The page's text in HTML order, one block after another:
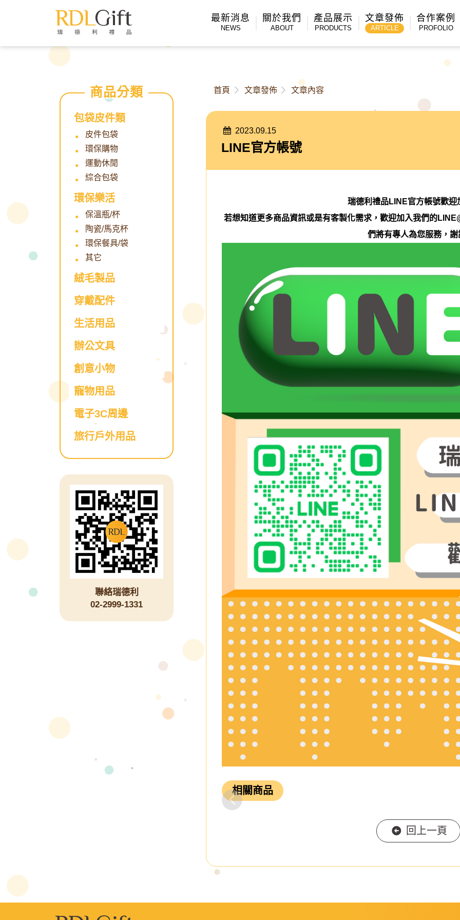
最新消息
NEWS
關於我們
ABOUT
產品展示
PRODUCTS
文章發佈
ARTICLE
合作案例
PROFOLIO
包袋皮件類
皮件包袋
環保購物
運動休閒
綜合包袋
環保樂活
保溫瓶/杯
陶瓷/馬克杯
環保餐具/袋
其它
絨毛製品
穿戴配件
生活用品
辦公文具
創意小物
寵物用品
電子3C周邊
旅行戶外用品
聯絡瑞德利
02-2999-1331
首頁 文章發佈 文章內容
2023.09.15
LINE官方帳號
瑞德利禮品LINE官方帳號歡迎
若想知道更多商品資訊或是有客製化需求，歡迎加入我們的
們將有專人為您服務，謝
相關商品
回上一頁